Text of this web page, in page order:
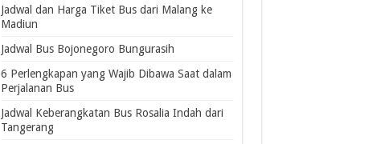
Jadwal dan Harga Tiket Bus dari Malang ke
Madiun
Jadwal Bus Bojonegoro Bungurasih
6 Perlengkapan yang Wajib Dibawa Saat dalam
Perjalanan Bus
Jadwal Keberangkatan Bus Rosalia Indah dari
Tangerang